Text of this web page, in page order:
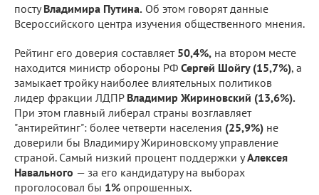
постуВладимира Путина. Об этом говорят данные
Всероссийского центра изучения общественного мнения.
Рейтинг его доверия составляет 50,4%, на втором месте
находится министр обороны РФ Сергей Шойгу (15,7%), а
замыкает тройку наиболее влиятельных политиков
лидер фракции ЛДПР Владимир Жириновский (13,6%).
При этом главный либерал страны возглавляет
"антирейтинг": более четверти населения (25,9%) не
доверили бы Владимиру Жириновскому управление
страной. Самый низкий процент поддержки уАлексея
Навального — за его кандидатуру на выборах
проголосовал бы 1% опрошенных.